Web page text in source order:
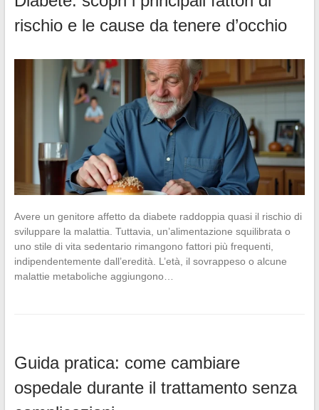
rischio e le cause da tenere d’occhio
Avere un genitore affetto da diabete raddoppia quasi il rischio di
sviluppare la malattia. Tuttavia, un’alimentazione squilibrata o
uno stile di vita sedentario rimangono fattori più frequenti,
indipendentemente dall’eredità. L’età, il sovrappeso o alcune
malattie metaboliche aggiungono…
Guida pratica: come cambiare
ospedale durante il trattamento senza